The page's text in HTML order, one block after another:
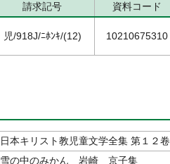
請求記号 資料コード
児/918J/ﾆﾎﾝｷ/(12) 10210675310
日本キリスト教児童文学全集 第１２卷
雪の中のみかん 岩崎 京子集